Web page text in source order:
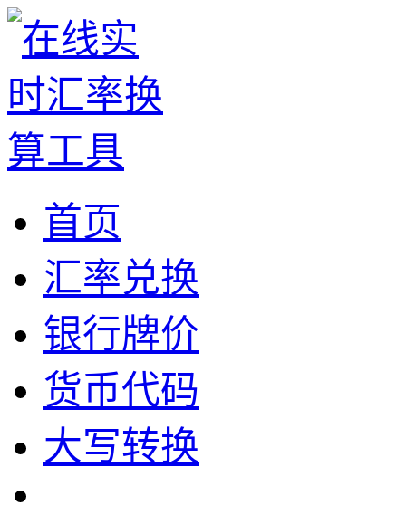
首页
汇率兑换
银行牌价
货币代码
大写转换